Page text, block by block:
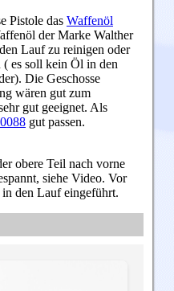
Pistole das Waffenöl
der Marke Walther
Lauf zu reinigen oder
es soll kein Öl in den
Die Geschosse
wären gut zum
gut geeignet. Als
gut passen.
obere Teil nach vorne
siehe Video. Vor
den Lauf eingeführt.